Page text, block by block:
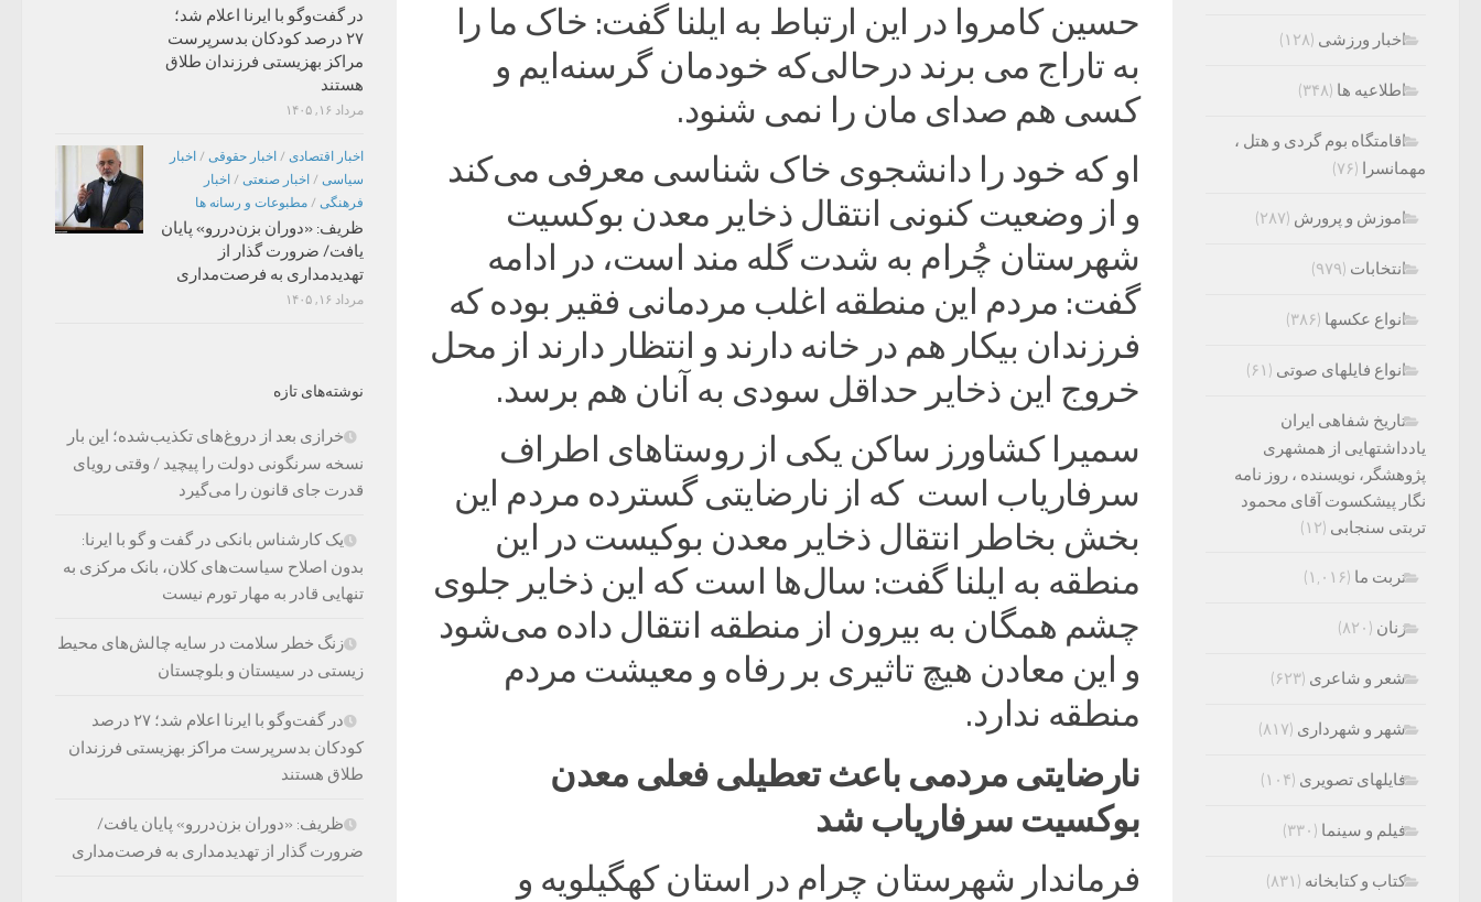
حسین کامروا در این ارتباط به ایلنا گفت: خاک ما را
به تاراج می برند درحالی‌که خودمان گرسنه‌ایم و
کسی هم صدای مان را نمی شنود.
او که خود را دانشجوی خاک شناسی معرفی می‌کند
و از وضعیت کنونی انتقال ذخایر معدن بوکسیت
شهرستان چُرام به شدت گله مند است، در ادامه
گفت: مردم این منطقه اغلب مردمانی فقیر بوده که
فرزندان بیکار هم در خانه دارند و انتظار دارند از محل
خروج این ذخایر حداقل سودی به آنان هم برسد.
سمیرا کشاورز ساکن یکی از روستاهای اطراف
سرفاریاب است که از نارضایتی گسترده مردم این
بخش بخاطر انتقال ذخایر معدن بوکیست در این
منطقه به ایلنا گفت: سال‌ها است که این ذخایر جلوی
چشم همگان به بیرون از منطقه انتقال داده می‌شود
و این معادن هیچ تاثیری بر رفاه و معیشت مردم
منطقه ندارد.
نارضایتی مردمی باعث تعطیلی فعلی معدن
بوکسیت سرفاریاب شد
فرماندار شهرستان چرام در استان کهگیلویه و
در گفت‌وگو با ایرنا اعلام شد؛
۲۷ درصد کودکان بدسرپرست
مراکز بهزیستی فرزندان طلاق
هستند
مرداد ۱۶, ۱۴۰۵
اخبار اقتصادی / اخبار حقوقی / اخبار
سیاسی / اخبار صنعتی / اخبار
فرهنگی / مطبوعات و رسانه ها
ظریف: «دوران بزن‌دررو» پایان
یافت/ ضرورت گذار از
تهدیدمداری به فرصت‌مداری
مرداد ۱۶, ۱۴۰۵
نوشته‌های تازه
خرازی بعد از دروغ‌های تکذیب‌شده؛ این بار
نسخه سرنگونی دولت را پیچید / وقتی رویای
قدرت جای قانون را می‌گیرد
یک کارشناس بانکی در گفت و گو با ایرنا:
بدون اصلاح سیاست‌های کلان، بانک مرکزی به
تنهایی قادر به مهار تورم نیست
زنگ خطر سلامت در سایه چالش‌های محیط
زیستی در سیستان و بلوچستان
در گفت‌وگو با ایرنا اعلام شد؛ ۲۷ درصد
کودکان بدسرپرست مراکز بهزیستی فرزندان
طلاق هستند
ظریف: «دوران بزن‌دررو» پایان یافت/
ضرورت گذار از تهدیدمداری به فرصت‌مداری
اخبار ورزشی (۱۲۸)
اطلاعیه ها (۳۴۸)
اقامتگاه بوم گردی و هتل ،
مهمانسرا (۷۶)
اموزش و پرورش (۲۸۷)
انتخابات (۹۷۹)
انواع عکسها (۳۸۶)
انواع فایلهای صوتی (۶۱)
تاریخ شفاهی ایران
یادداشتهایی از همشهری
پژوهشگر، نویسنده ، روز نامه
نگار پیشکسوت آقای محمود
تربتی سنجابی (۱۲)
تربت ما (۱,۰۱۶)
زنان (۸۲۰)
شعر و شاعری (۶۲۳)
شهر و شهرداری (۸۱۷)
فایلهای تصویری (۱۰۴)
فیلم و سینما (۳۳۰)
کتاب و کتابخانه (۸۳۱)